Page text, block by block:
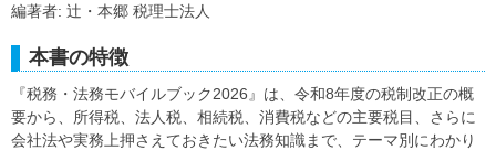
編著者: 辻・本郷 税理士法人
本書の特徴
『税務・法務モバイルブック2026』は、令和8年度の税制改正の概
要から、所得税、法人税、相続税、消費税などの主要税目、さらに
会社法や実務上押さえておきたい法務知識まで、テーマ別にわかり